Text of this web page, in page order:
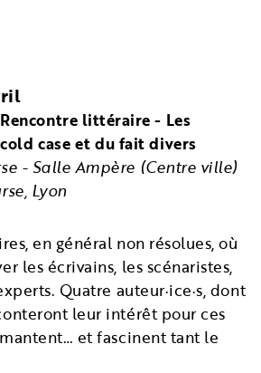
littéraire - Les
case et du fait divers
- Salle Ampère (Centre ville)
Lyon
en général non résolues, où
les écrivains, les scénaristes,
Quatre auteur·ice·s, dont
leur intérêt pour ces
et fascinent tant le